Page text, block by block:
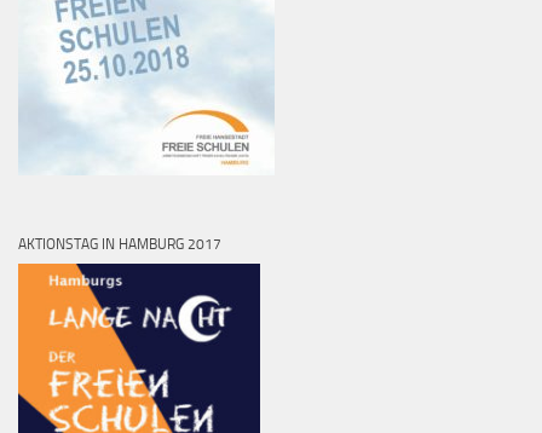
AKTIONSTAG IN HAMBURG 2017